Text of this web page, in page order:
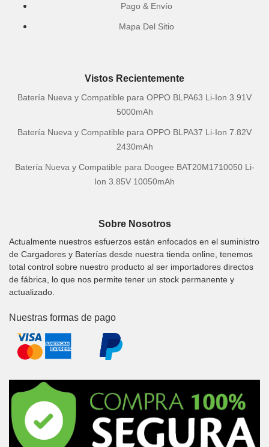
Pago & Envío
Mapa Del Sitio
Vistos Recientemente
Batería Nueva y Compatible para OPPO BLPA63 Li-Ion 3.91V
5000mAh
Batería Nueva y Compatible para OPPO BLPA37 Li-Ion 7.82V
2430mAh
Batería Nueva y Compatible para Doogee BAT20M1710050 Li-
Ion 3.85V 10050mAh
Sobre Nosotros
Actualmente nuestros esfuerzos están enfocados en el suministro
de Cargadores y Baterías desde nuestra tienda online, tenemos
total control sobre nuestro producto al ser importadores directos
de fábrica, lo que nos permite tener un stock permanente y
actualizado.
Nuestras formas de pago